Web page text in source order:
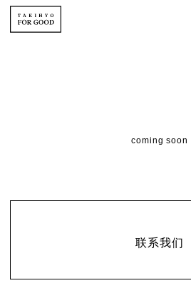
coming soon
联系
联系我们